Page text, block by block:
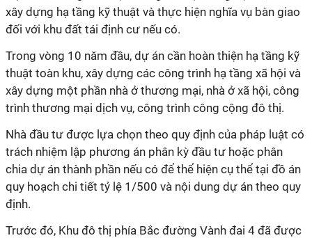
xây dựng hạ tầng kỹ thuật và thực hiện nghĩa vụ bàn giao
đối với khu đất tái định cư nếu có.
Trong vòng 10 năm đầu, dự án cần hoàn thiện hạ tầng kỹ
thuật toàn khu, xây dựng các công trình hạ tầng xã hội và
xây dựng một phần nhà ở thương mại, nhà ở xã hội, công
trình thương mại dịch vụ, công trình công cộng đô thị.
Nhà đầu tư được lựa chọn theo quy định của pháp luật có
trách nhiệm lập phương án phân kỳ đầu tư hoặc phân
chia dự án thành phần nếu có để thể hiện cụ thể tại đồ án
quy hoạch chi tiết tỷ lệ 1/500 và nội dung dự án theo quy
định.
Trước đó, Khu đô thị phía Bắc đường Vành đai 4 đã được